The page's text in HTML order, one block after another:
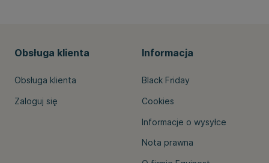
Obsługa klienta
Obsługa klienta
Zaloguj się
Informacja
Black Friday
Cookies
Informacje o wysyłce
Nota prawna